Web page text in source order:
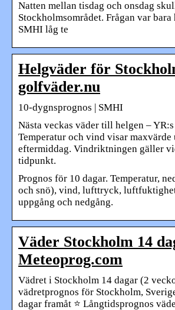
Natten mellan tisdag och onsdag
Stockholmsområdet. Frågan var
SMHI låg te
Helgväder för
golfväder.nu
10-dygnsprognos | SMHI
Nästa veckas väder till helgen –
Temperatur och vind visar maxvärde
eftermiddag. Vindriktningen gäller
tidpunkt.
Prognos för 10 dagar. Temperatur,
och snö), vind, lufttryck,
uppgång och nedgång.
Väder Stockholm 14
Meteoprog.com
Vädret i Stockholm 14 dagar (2
vädretprognos för Stockholm,
dagar framåt ⭐ Långtidsprognos